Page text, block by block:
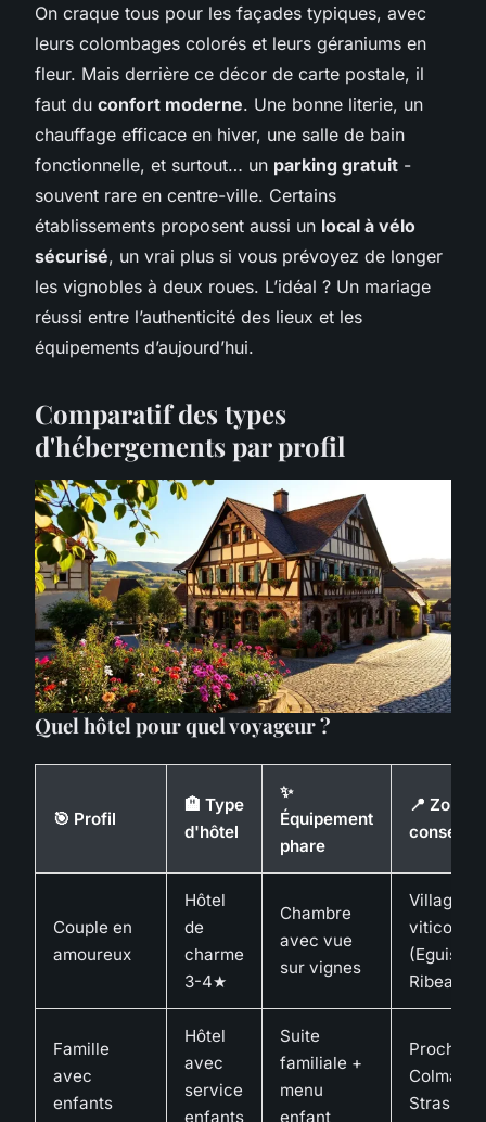
On craque tous pour les façades typiques, avec
leurs colombages colorés et leurs géraniums en
fleur. Mais derrière ce décor de carte postale, il
faut du confort moderne. Une bonne literie, un
chauffage efficace en hiver, une salle de bain
fonctionnelle, et surtout… un parking gratuit -
souvent rare en centre-ville. Certains
établissements proposent aussi un local à vélo
sécurisé, un vrai plus si vous prévoyez de longer
les vignobles à deux roues. L’idéal ? Un mariage
réussi entre l’authenticité des lieux et les
équipements d’aujourd’hui.
Comparatif des types
d'hébergements par profil
Quel hôtel pour quel voyageur ?
🎯 Profil
🏨 Type
d'hôtel
✨
Équipement
phare
📍 Zone
Couple en
amoureux
Hôtel
de
charme
3-4★
Chambre
avec vue
sur vignes
Villages
viticoles
Famille
avec
enfants
Hôtel
avec
service
enfants
Suite
familiale +
menu
enfant
Proche
Colmar